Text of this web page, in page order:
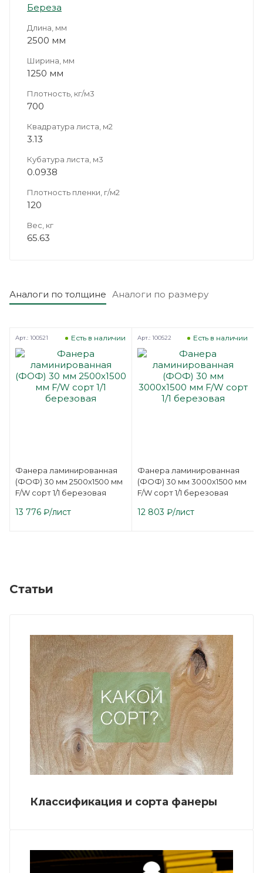
Береза
Длина, мм
2500 мм
Ширина, мм
1250 мм
Плотность, кг/м3
700
Квадратура листа, м2
3.13
Кубатура листа, м3
0.0938
Плотность пленки, г/м2
120
Вес, кг
65.63
Аналоги по толщине Аналоги по размеру
Фанера ламинированная
(ФОФ) 30 мм 2500х1500 мм
F/W сорт 1/1 березовая
Есть в наличии
Арт.: 100521
13 776 ₽/лист
Фанера ламинированная
(ФОФ) 30 мм 3000х1500 мм
F/W сорт 1/1 березовая
Есть в наличии
Арт.: 100522
12 803 ₽/лист
Статьи
Классификация и сорта фанеры